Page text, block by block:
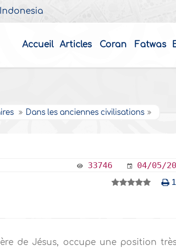
Indonesia
Accueil Articles Coran Fatwas
Dans les anciennes civilisations
33746 04/05/
de Jésus, occupe une position